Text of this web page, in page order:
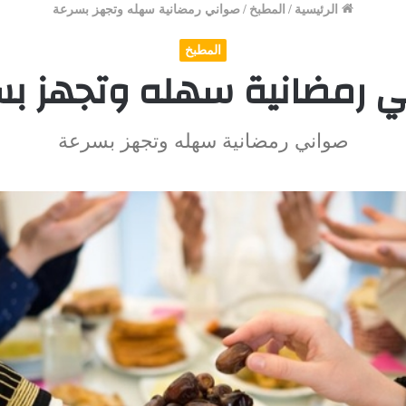
الرئيسية / المطبخ / صواني رمضانية سهله وتجهز بسرعة
المطبخ
رمضانية سهله وتجهز
صواني رمضانية سهله وتجهز بسرعة